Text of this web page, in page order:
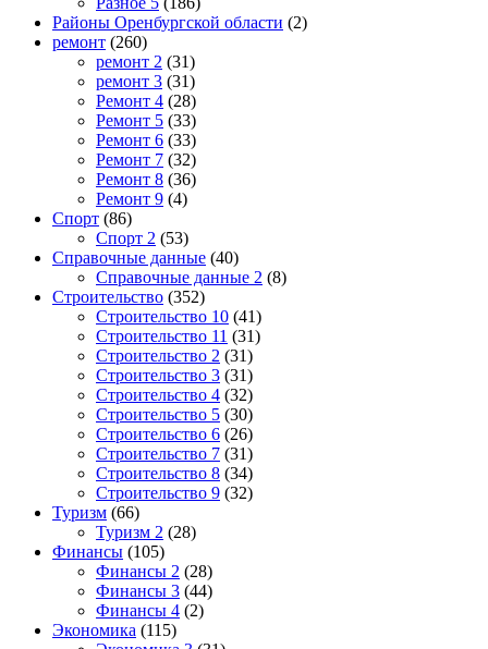
Районы Оренбургской области (2)
ремонт (260)
ремонт 2 (31)
ремонт 3 (31)
Ремонт 4 (28)
Ремонт 5 (33)
Ремонт 6 (33)
Ремонт 7 (32)
Ремонт 8 (36)
Ремонт 9 (4)
Спорт (86)
Спорт 2 (53)
Справочные данные (40)
Справочные данные 2 (8)
Строительство (352)
Строительство 10 (41)
Строительство 11 (31)
Строительство 2 (31)
Строительство 3 (31)
Строительство 4 (32)
Строительство 5 (30)
Строительство 6 (26)
Строительство 7 (31)
Строительство 8 (34)
Строительство 9 (32)
Туризм (66)
Туризм 2 (28)
Финансы (105)
Финансы 2 (28)
Финансы 3 (44)
Финансы 4 (2)
Экономика (115)